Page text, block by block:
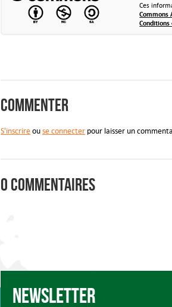
Ces
Commons
Commenter
S'inscrireouse connecter pour laisser un
0 commentaires
Newsletter